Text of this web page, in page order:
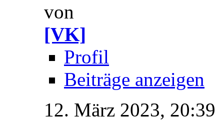
von
[VK]
Profil
Beiträge anzeigen
12. März 2023, 20:39